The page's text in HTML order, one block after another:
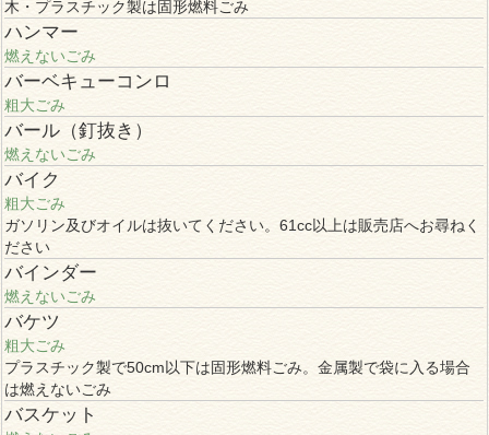
木・プラスチック製は固形燃料ごみ
ハンマー
燃えないごみ
バーベキューコンロ
粗大ごみ
バール（釘抜き）
燃えないごみ
バイク
粗大ごみ
ガソリン及びオイルは抜いてください。61cc以上は販売店へお尋ねく
ださい
バインダー
燃えないごみ
バケツ
粗大ごみ
プラスチック製で50cm以下は固形燃料ごみ。金属製で袋に入る場合
は燃えないごみ
バスケット